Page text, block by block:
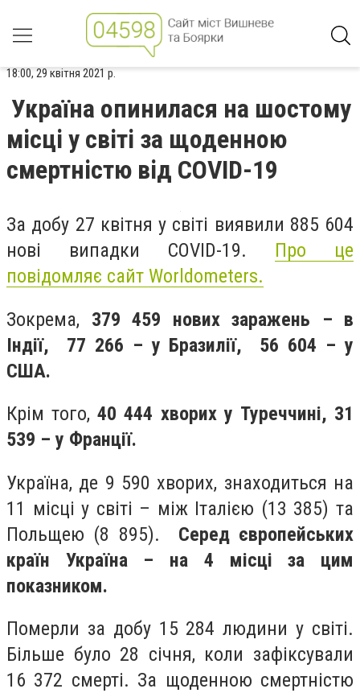
18:00, 29 квітня 2021 р.
Україна опинилася на шостому
місці у світі за щоденною
смертністю від COVID-19
За добу 27 квітня у світі виявили 885 604
нові випадки COVID-19. Про це
повідомляє сайт Worldometers.
Зокрема, 379 459 нових заражень – в
Індії, 77 266 – у Бразилії, 56 604 – у
США.
Крім того, 40 444 хворих у Туреччині, 31
539 – у Франції.
Україна, де 9 590 хворих, знаходиться на
11 місці у світі – між Італією (13 385) та
Польщею (8 895). Серед європейських
країн Україна – на 4 місці за цим
показником.
Померли за добу 15 284 людини у світі.
Більше було 28 січня, коли зафіксували
16 372 смерті. За щоденною смертністю